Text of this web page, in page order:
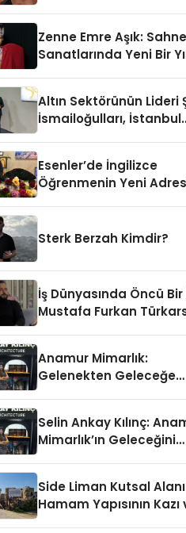
Zenne Emre Aşık: Sahne
Sanatlarında Yeni Bir
Altın Sektörünün Lideri
İsmailoğulları, İstanbul
Esenler’de İngilizce
Öğrenmenin Yeni
Sterk Berzah Kimdir?
İş Dünyasında Öncü
Mustafa Furkan
Anamur Mimarlık:
Gelenekten Geleceğe
Selin Ankay Kılınç:
Mimarlık’ın Geleceğini
Side Liman Kutsal Alanı
Hamam Yapısının Kazı